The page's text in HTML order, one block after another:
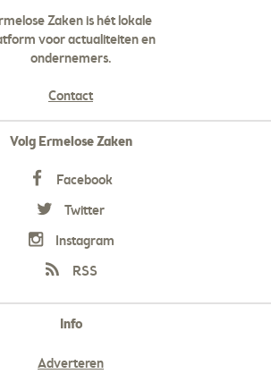
Zaken is hét lokale
voor actualiteiten en
ondernemers.
Contact
Volg Ermelose Zaken
Facebook
Twitter
Instagram
RSS
Info
Adverteren